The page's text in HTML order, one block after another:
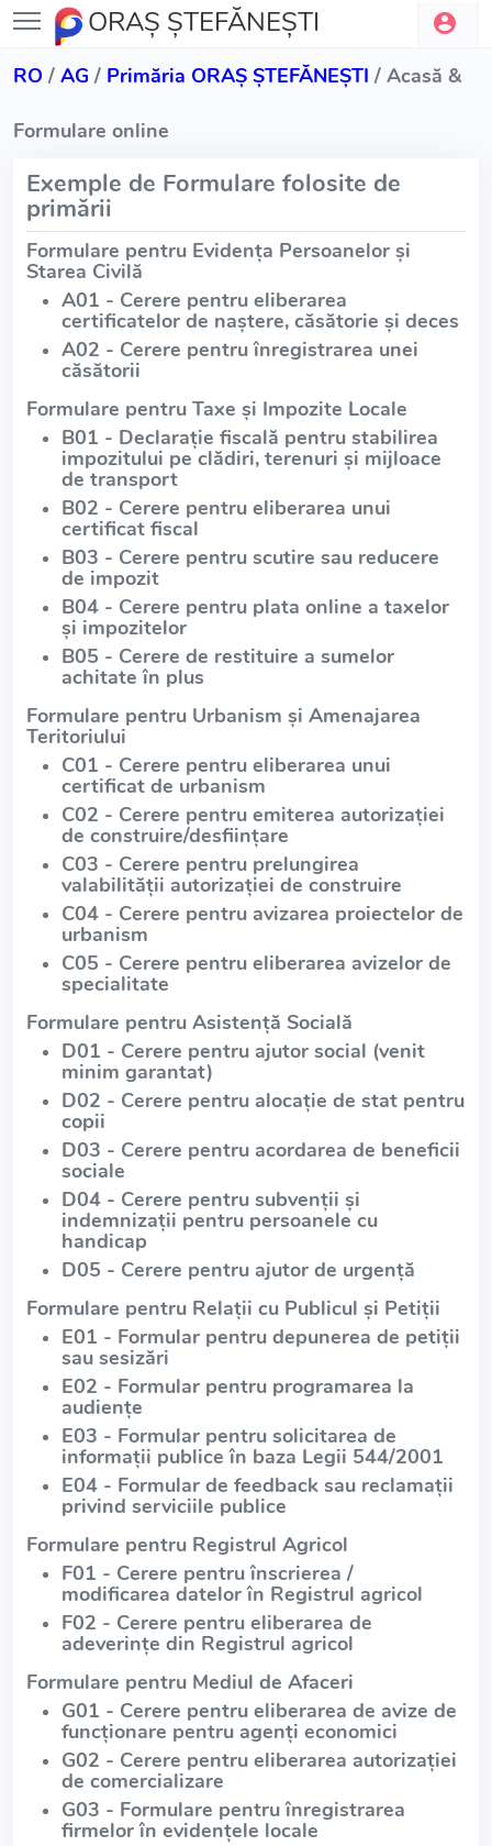
ORAŞ ŞTEFĂNEŞTI
RO / AG / Primăria ORAŞ ŞTEFĂNEŞTI / Acasă &
Formulare online
Exemple de Formulare folosite de
primării
Formulare pentru Evidența Persoanelor și
Starea Civilă
A01 - Cerere pentru eliberarea
certificatelor de naștere, căsătorie și deces
A02 - Cerere pentru înregistrarea unei
căsătorii
Formulare pentru Taxe și Impozite Locale
B01 - Declarație fiscală pentru stabilirea
impozitului pe clădiri, terenuri și mijloace
de transport
B02 - Cerere pentru eliberarea unui
certificat fiscal
B03 - Cerere pentru scutire sau reducere
de impozit
B04 - Cerere pentru plata online a taxelor
și impozitelor
B05 - Cerere de restituire a sumelor
achitate în plus
Formulare pentru Urbanism și Amenajarea
Teritoriului
C01 - Cerere pentru eliberarea unui
certificat de urbanism
C02 - Cerere pentru emiterea autorizației
de construire/desființare
C03 - Cerere pentru prelungirea
valabilității autorizației de construire
C04 - Cerere pentru avizarea proiectelor de
urbanism
C05 - Cerere pentru eliberarea avizelor de
specialitate
Formulare pentru Asistență Socială
D01 - Cerere pentru ajutor social (venit
minim garantat)
D02 - Cerere pentru alocație de stat pentru
copii
D03 - Cerere pentru acordarea de beneficii
sociale
D04 - Cerere pentru subvenții și
indemnizații pentru persoanele cu
handicap
D05 - Cerere pentru ajutor de urgență
Formulare pentru Relații cu Publicul și Petiții
E01 - Formular pentru depunerea de petiții
sau sesizări
E02 - Formular pentru programarea la
audiențe
E03 - Formular pentru solicitarea de
informații publice în baza Legii 544/2001
E04 - Formular de feedback sau reclamații
privind serviciile publice
Formulare pentru Registrul Agricol
F01 - Cerere pentru înscrierea /
modificarea datelor în Registrul agricol
F02 - Cerere pentru eliberarea de
adeverințe din Registrul agricol
Formulare pentru Mediul de Afaceri
G01 - Cerere pentru eliberarea de avize de
funcționare pentru agenți economici
G02 - Cerere pentru eliberarea autorizației
de comercializare
G03 - Formulare pentru înregistrarea
firmelor în evidențele locale